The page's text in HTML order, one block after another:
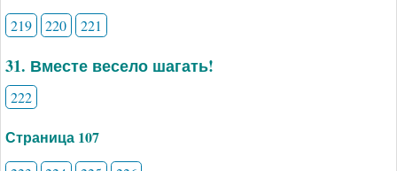
219 220 221
31. Вместе весело шагать!
222
Страница 107